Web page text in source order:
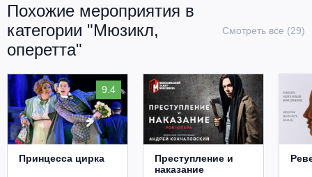
Похожие мероприятия в
категории "Мюзикл,
оперетта"
Смотреть все (29)
9.4
Принцесса цирка
Преступление и
наказание